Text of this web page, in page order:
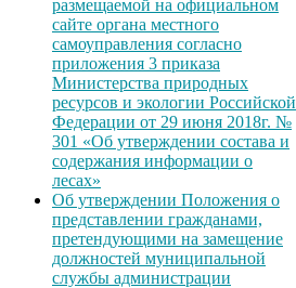
размещаемой на официальном
сайте органа местного
самоуправления согласно
приложения 3 приказа
Министерства природных
ресурсов и экологии Российской
Федерации от 29 июня 2018г. №
301 «Об утверждении состава и
содержания информации о
лесах»
Об утверждении Положения о
представлении гражданами,
претендующими на замещение
должностей муниципальной
службы администрации